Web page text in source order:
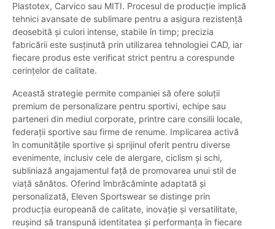
Plastotex, Carvico sau MITI. Procesul de producție implică
tehnici avansate de sublimare pentru a asigura rezistență
deosebită și culori intense, stabile în timp; precizia
fabricării este susținută prin utilizarea tehnologiei CAD, iar
fiecare produs este verificat strict pentru a corespunde
cerințelor de calitate.
Această strategie permite companiei să ofere soluții
premium de personalizare pentru sportivi, echipe sau
parteneri din mediul corporate, printre care consilii locale,
federații sportive sau firme de renume. Implicarea activă
în comunitățile sportive și sprijinul oferit pentru diverse
evenimente, inclusiv cele de alergare, ciclism și schi,
subliniază angajamentul față de promovarea unui stil de
viață sănătos. Oferind îmbrăcăminte adaptată și
personalizată, Eleven Sportswear se distinge prin
producția europeană de calitate, inovație și versatilitate,
reușind să transpună identitatea și performanța în fiecare